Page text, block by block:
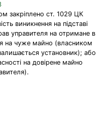
закріплено ст. 1029 ЦК
виникнення на підставі
управителя на отримане в
на чуже майно (власником
установник); або
на довірене майно